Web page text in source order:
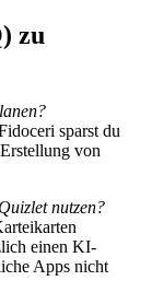
zu
sparst du
von
nutzen?
einen KI-
Apps nicht